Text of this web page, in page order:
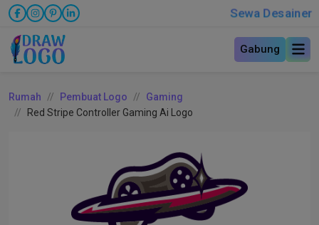
Sewa Desainer
Gabung
Rumah Pembuat Logo
Gaming
Red Stripe Controller Gaming Ai Logo